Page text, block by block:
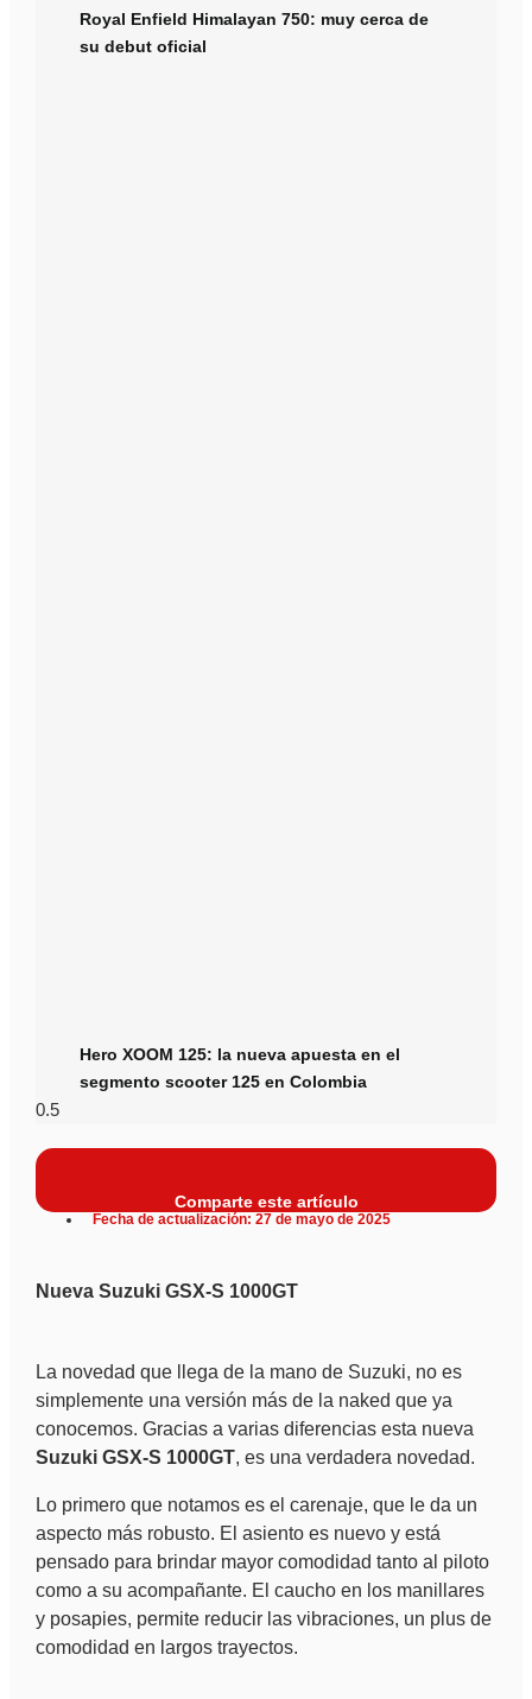
Royal Enfield Himalayan 750: muy cerca de
su debut oficial
Hero XOOM 125: la nueva apuesta en el
segmento scooter 125 en Colombia
Comparte este artículo
Fecha de actualización: 27 de mayo de 2025
Nueva Suzuki GSX-S 1000GT
La novedad que llega de la mano de Suzuki, no es
simplemente una versión más de la naked que ya
conocemos. Gracias a varias diferencias esta nueva
Suzuki GSX-S 1000GT, es una verdadera novedad.
Lo primero que notamos es el carenaje, que le da un
aspecto más robusto. El asiento es nuevo y está
pensado para brindar mayor comodidad tanto al piloto
como a su acompañante. El caucho en los manillares
y posapies, permite reducir las vibraciones, un plus de
comodidad en largos trayectos.